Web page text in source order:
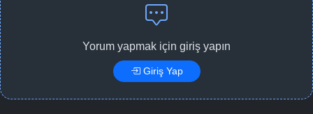
Yorum yapmak için giriş yapın
Giriş Yap